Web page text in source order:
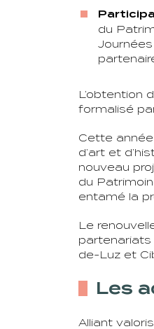
du
L’obtention
formalisé
Cette année
d’art et
nouveau
du
entamé la
Le
partenariats
de-Luz et
Les
Alliant